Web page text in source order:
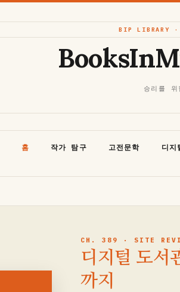
BIP LIBRARY
승리를
홈 작가 탐구 고전문학 디
CH. 389 · SITE
디지털 도서
까지